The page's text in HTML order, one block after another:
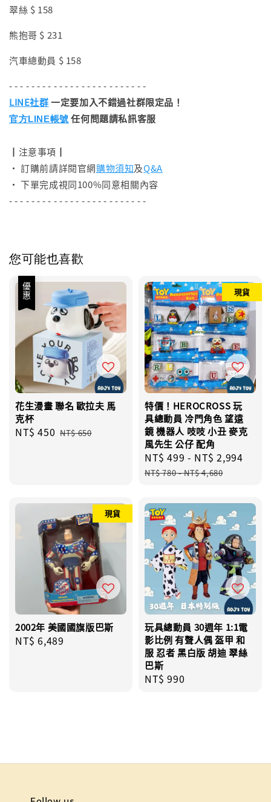
翠絲 $ 158
熊抱哥 $ 231
汽車總動員 $ 158
- - - - - - - - - - - - - - - - - - - - - - - - -
LINE社群一定要加入不錯過社群限定品！
官方LINE帳號 任何問題請私訊客服
┃注意事項┃
• 訂購前請詳閱官網購物須知及Q&A
• 下單完成視同100%同意相關內容
- - - - - - - - - - - - - - - - - - - - - - - - -
您可能也喜歡
優惠
花生漫畫 聯名 歐拉夫 馬
克杯
Sale
NT$ 450 Regular
NT$ 650
現貨
特價！HEROCROSS 玩
具總動員 冷門角色 望遠
鏡 機器人 吱吱 小丑 麥克
風先生 公仔 配角
Sale
price
NT$ 499 - NT$ 2,994
NT$ 780-NT$ 4,680
現貨
2002年 美國國旗版巴斯
Regular
NT$ 6,489
玩具總動員 30週年 1:1電
影比例 有聲人偶 盔甲 和
服 忍者 黑白版 胡迪 翠絲
巴斯
Regular
NT$ 990